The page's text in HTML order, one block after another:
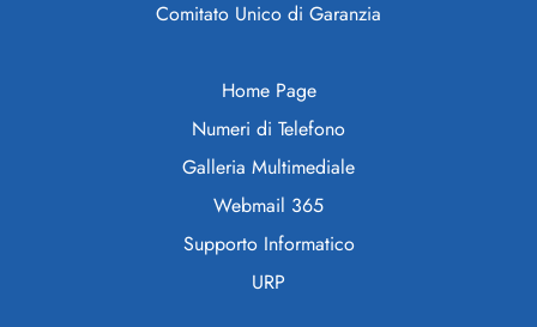
Comitato Unico di Garanzia
Home Page
Numeri di Telefono
Galleria Multimediale
Webmail 365
Supporto Informatico
URP